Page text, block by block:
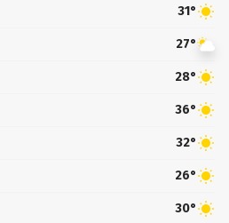
31°
27°
28°
36°
32°
26°
30°